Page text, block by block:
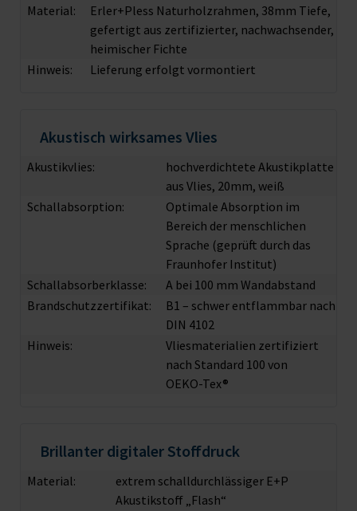
Material:
Erler+Pless Naturholzrahmen, 38mm Tiefe,
gefertigt aus zertifizierter, nachwachsender,
heimischer Fichte
Hinweis:
Lieferung erfolgt vormontiert
Akustisch wirksames Vlies
Akustikvlies:
hochverdichtete Akustikplatte
aus Vlies, 20mm, weiß
Schallabsorption:
Optimale Absorption im
Bereich der menschlichen
Sprache (geprüft durch das
Fraunhofer Institut)
Schallabsorberklasse:
A bei 100 mm Wandabstand
Brandschutzzertifikat:
B1 – schwer entflammbar nach
DIN 4102
Hinweis:
Vliesmaterialien zertifiziert
nach Standard 100 von
OEKO-Tex®
Brillanter digitaler Stoffdruck
Material:
extrem schalldurchlässiger E+P
Akustikstoff „Flash“